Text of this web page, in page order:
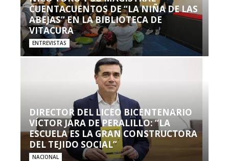
CUENTACUENTOS DE “LA NIÑA DE LAS
ABEJAS” EN LA BIBLIOTECA DE
VITACURA
ENTREVISTAS
DIRECTOR DEL LICEO BICENTENARIO
VÍCTOR JARA DE PERALILLO: “LA
ESCUELA ES LA GRAN CONSTRUCTORA
DEL TEJIDO SOCIAL”
NACIONAL